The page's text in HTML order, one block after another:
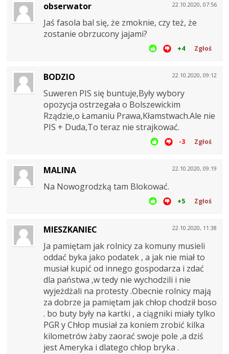
22.10.2020, 07:56
obserwator
Jaś fasola bal się, że zmoknie, czy też, że
zostanie obrzucony jajami?
+4 Zgłoś
22.10.2020, 09:12
BODZIO
Suweren PIS się buntuje,Były wybory
opozycja ostrzegała o Bolszewickim
Rządzie,o Łamaniu Prawa,Kłamstwach.Ale nie
PIS + Duda,To teraz nie strajkować.
-3 Zgłoś
22.10.2020, 09:19
MALINA
Na Nowogrodzką tam Blokować.
+5 Zgłoś
22.10.2020, 11:38
MIESZKANIEC
Ja pamiętam jak rolnicy za komuny musieli
oddać byka jako podatek , a jak nie miał to
musiał kupić od innego gospodarza i zdać
dla państwa ,w tedy nie wychodzili i nie
wyjeżdżali na protesty .Obecnie rolnicy mają
za dobrze ja pamiętam jak chłop chodził boso
. bo buty były na kartki , a ciągniki miały tylko
PGR y Chłop musiał za koniem zrobić kilka
kilometrów żaby zaorać swoje pole ,a dziś
jest Ameryka i dlatego chłop bryka .